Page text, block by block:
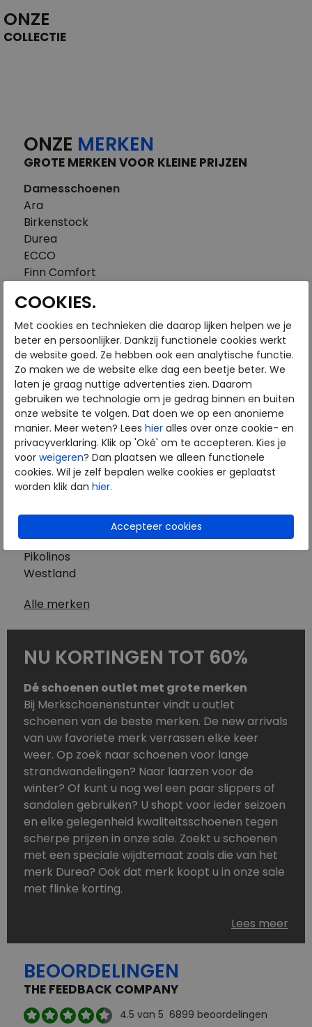
ONZE
COLLECTIE
ONZE MERKEN
GROTE MERKEN VOOR KLEINE PRIJZEN
Damesschoenen
Ara
Birkenstock
Durea
ECCO
Finn Comfort
Gabor
Piedi Nudi
Pikolinos
Solidus
Think
Waldlaufer
Westland
Wolky
Herenschoenen
Australian
Birkenstock
Clarks
Mephisto
Pikolinos
Westland
Alle merken
NU KORTINGEN TOT 60%
Dé schoenen outlet met grote merken
Bij Merkschoenenstunter vindt u outlet
schoenen van de beste merken. De new arrivals
van uw favoriete merk verrassen elke keer
weer. Op zoek naar schoenen voor lange
strandwandelingen? Naar laarzen voor de
winter? Of kunt u nog wel een paar slippers of
sandalen gebruiken? U shopt voor ieder seizoen
en elke gelegenheid kwaliteitsschoenen tegen
scherpe prijzen in onze sale. Zoekt u schoenen
met een speciale wijdtemaat zoals die van het
merk Durea? Ook dat merk koopt u in onze sale
met flinke korting.
Schoenen heeft u nooit genoeg. Goedkope
schoenen, maar dus wel van topmerken,
aanbod is zo compleet dat u altijd wel een
passend paar vindt.
Welke schoenmerken vindt u in onze online
Lees meer
BEOORDELINGEN
THE FEEDBACK COMPANY
4.5 van 5 6899 beoordelingen
COOKIES.
Met cookies en technieken die daarop lijken helpen we je
beter en persoonlijker. Dankzij functionele cookies werkt
de website goed. Ze hebben ook een analytische functie.
Zo maken we de website elke dag een beetje beter. We
laten je graag nuttige advertenties zien. Daarom
gebruiken we technologie om je gedrag binnen en buiten
onze website te volgen. Dat doen we op een anonieme
manier. Meer weten? Lees hier alles over onze cookie- en
privacyverklaring. Klik op 'Oké' om te accepteren. Kies je
voor weigeren? Dan plaatsen we alleen functionele
cookies. Wil je zelf bepalen welke cookies er geplaatst
worden klik dan hier.